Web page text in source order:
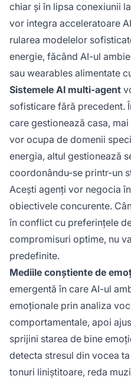
chiar și în lipsa conexiunii
vor integra acceleratoare
rularea modelelor
energie, făcând AI-ul
sau wearables alimentate
Sistemele AI multi-agent
sofisticare fără precedent.
care gestionează casa,
vor ocupa de domenii
energia, altul gestionează
coordonându-se printr-un
Acești agenți vor negocia
obiectivele concurente.
în conflict cu preferințele
compromisuri optime, nu
predefinite.
Mediile conștiente de
emergentă în care AI-ul
emoționale prin analiza
comportamentale, apoi
sprijini starea de bine
detecta stresul din vocea
tonuri liniștitoare, reda